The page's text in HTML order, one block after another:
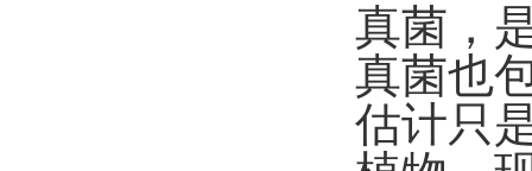
真菌，
真菌也
估计只